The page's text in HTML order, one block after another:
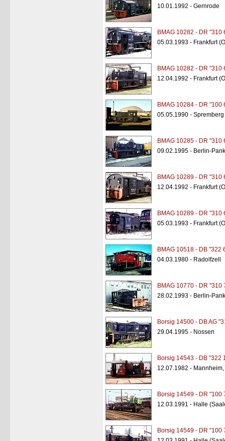
10.01.1992 - Gernrode
BMAG 10282 - DR "310
05.03.1993 - Frankfurt
BMAG 10282 - DR "310
12.04.1992 - Frankfurt
BMAG 10284 - DR "100
05.05.1990 -
BMAG 10285 - DR "310
09.02.1995 - Berlin-
BMAG 10289 - DR "310
12.04.1992 - Frankfurt
BMAG 10289 - DR "310
05.03.1993 - Frankfurt
BMAG 10518 - DB "322
04.03.1980 - Radolfzell
BMAG 10770 - DR "310
28.02.1993 - Berlin-
Borsig 14500 - DB AG
29.04.1995 - Nossen
Borsig 14543 - DB "322
12.07.1982 -
Borsig 14549 - DR "100
12.03.1991 - Halle
Borsig 14549 - DR "100